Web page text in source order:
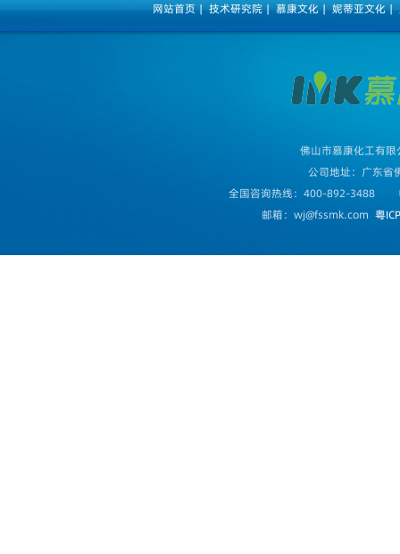
网站首页 | 技术研究院 | 慕康文化 | 妮蒂亚文化 |
佛山市慕康化工有限
公司地址：广东省
全国咨询热线：400-892-3488
邮箱：wj@fssmk.com 粤